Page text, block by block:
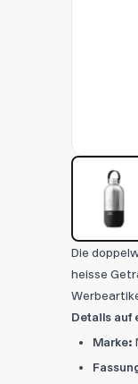
Die
heisse
Details auf
Marke: